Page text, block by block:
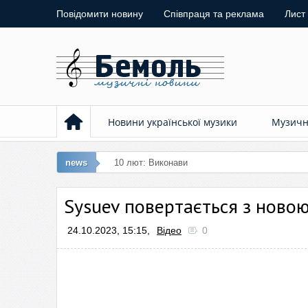
Повідомити новину Співпраця та реклама Лист
Новини української музики
news 10 лют: Виконавиця ремейку «Любий, кохай
Sysuev повертається з
24.10.2023, 15:15, Відео 0